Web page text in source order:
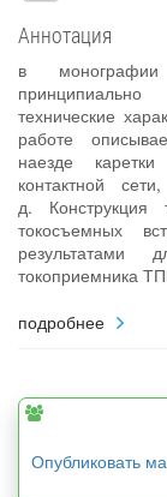
Аннотация
в монографии
технические
работе
наезде
контактной
д. Конструкция
токосъемных
результатами
токоприемника
подробнее
Опубликовать